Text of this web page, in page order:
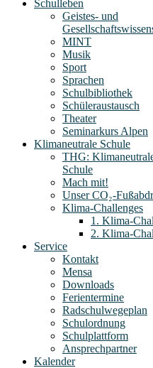
Schulleben
Geistes- und
MINT
Musik
Sport
Sprachen
Schulbibliothek
Schüleraustausch
Theater
Seminarkurs Alpen
Klimaneutrale Schule
THG:
Schule
Mach mit!
Unser CO₂-
Klima-Challenges
1. Klima-
2. Klima-
Service
Kontakt
Mensa
Downloads
Ferientermine
Radschulwegeplan
Schulordnung
Schulplattform
Ansprechpartner
Kalender